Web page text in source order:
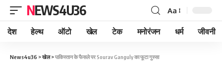
NEWS4U36 Aa
देश हेल्थ ऑटो खेल टेक मनोरंजन धर्म जीवनी
News4u36 >खेल>पाकिस्तान के फैसले पर Sourav Ganguly का फूटा गुस्सा